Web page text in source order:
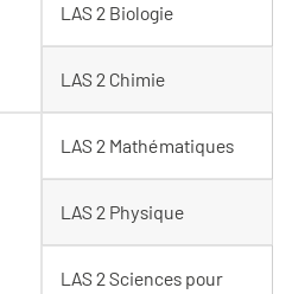
LAS 2 Biologie
LAS 2 Chimie
LAS 2 Mathématiques
LAS 2 Physique
LAS 2 Sciences pour